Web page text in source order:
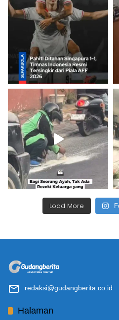
Load More
redaksi@gudangberita.co.id
Halaman